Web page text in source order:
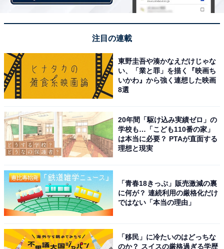
注目の連載
東野圭吾や湊かなえだけじゃな
い、「業と罪」を描く『映画ち
いかわ』から強く連想した映画
8選
20年間「駆け込み実績ゼロ」の
学校も…「こども110番の家」
は本当に必要？ PTAが直面する
理想と現実
「青春18きっぷ」販売激減の裏
に何が？ 連続利用の厳格化だけ
ではない「本当の理由」
「移民」に冷たいのはどっちな
のか？ スイスの厳格過ぎる学歴